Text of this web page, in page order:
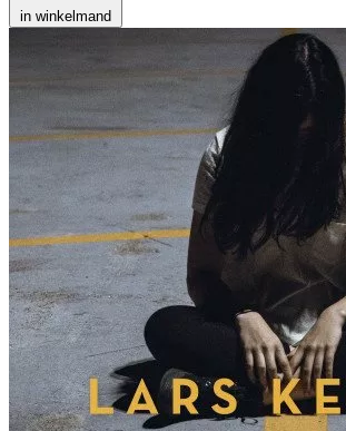
in winkelmand